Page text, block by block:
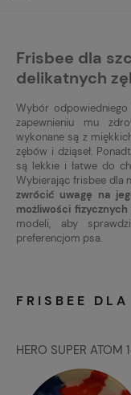
Frisbee dla
delikatnych
Wybór odpowiedniego
zapewnieniu mu
wykonane są z
zębów i dziąseł.
są lekkie i łatwe do
Wybierając frisbee dla
zwrócić uwagę na
możliwości fizycznych
modeli, aby
preferencjom psa.
FRISBEE
HERO SUPER ATOM